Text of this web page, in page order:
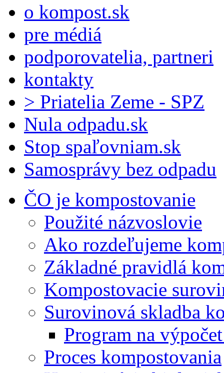
o kompost.sk
pre médiá
podporovatelia, partneri
kontakty
> Priatelia Zeme - SPZ
Nula odpadu.sk
Stop spaľovniam.sk
Samosprávy bez odpadu
ČO je kompostovanie
Použité názvoslovie
Ako rozdeľujeme
Základné pravidlá
Kompostovacie
Surovinová skladba
Program na
Proces kompostovania